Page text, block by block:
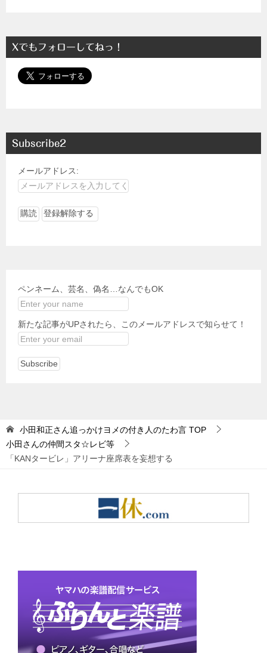
Xでもフォローしてねっ！
Subscribe2
メールアドレス:
ペンネーム、芸名、偽名…なんでもOK
新たな記事がUPされたら、このメールアドレスで知らせて！
小田和正さん追っかけヨメの付き人のたわ言 TOP
小田さんの仲間スタ☆レビ等
「KANタービレ」アリーナ座席表を妄想する